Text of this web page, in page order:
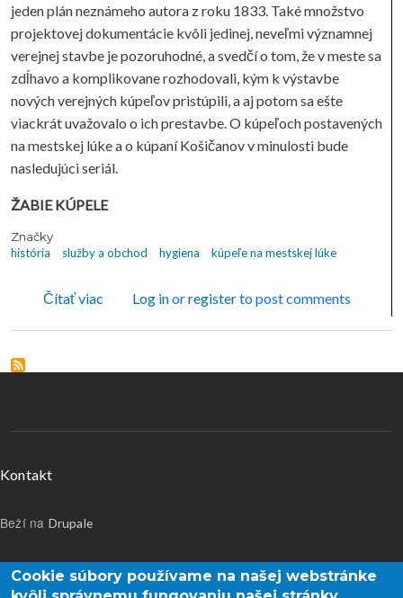
jeden plán neznámeho autora z roku 1833. Také množstvo
projektovej dokumentácie kvôli jedinej, neveľmi významnej
verejnej stavbe je pozoruhodné, a svedčí o tom, že v meste sa
zdĺhavo a komplikovane rozhodovali, kým k výstavbe
nových verejných kúpeľov pristúpili, a aj potom sa ešte
viackrát uvažovalo o ich prestavbe. O kúpeľoch postavených
na mestskej lúke a o kúpaní Košičanov v minulosti bude
nasledujúci seriál.
ŽABIE KÚPELE
Značky
história
služby a obchod hygiena kúpeľe na mestskej lúke
Čítať viaco Z neznámych fondov múzea - KÚPELE NA
Log inorregisterto post comments
Menu v päte
Kontakt
Beží na Drupale
Používateľské menu
Prihlásenie
Cookie súbory používame na našej webstránke